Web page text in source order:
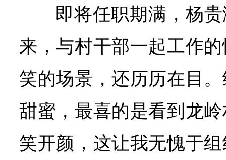
即将任职期满，杨
来，与村干部一起工作
笑的场景，还历历在目
甜蜜，最喜的是看到龙
笑开颜，这让我无愧于